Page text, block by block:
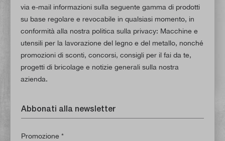
via e-mail informazioni sulla seguente gamma di prodotti
su base regolare e revocabile in qualsiasi momento, in
conformità alla nostra politica sulla privacy: Macchine e
utensili per la lavorazione del legno e del metallo, nonché
promozioni di sconti, concorsi, consigli per il fai da te,
progetti di bricolage e notizie generali sulla nostra
azienda.
Abbonati alla newsletter
Promozione *